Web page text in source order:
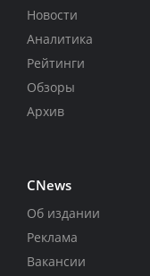
Новости
Аналитика
Рейтинги
Обзоры
Архив
CNews
Об издании
Реклама
Вакансии